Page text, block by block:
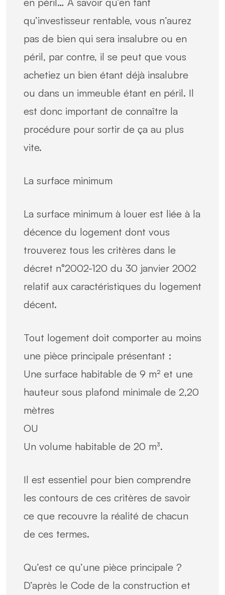
qu’investisseur rentable, vous n’aurez
pas de bien qui sera insalubre ou en
péril, par contre, il se peut que vous
achetiez un bien étant déjà insalubre
ou dans un immeuble étant en péril. Il
est donc important de connaître la
procédure pour sortir de ça au plus
vite.
La surface minimum
La surface minimum à louer est liée à la
décence du logement dont vous
trouverez tous les critères dans le
décret n°2002-120 du 30 janvier 2002
relatif aux caractéristiques du logement
décent.
Tout logement doit comporter au moins
une pièce principale présentant :
Une surface habitable de 9 m² et une
hauteur sous plafond minimale de 2,20
mètres
OU
Un volume habitable de 20 m³.
Il est essentiel pour bien comprendre
les contours de ces critères de savoir
ce que recouvre la réalité de chacun
de ces termes.
Qu’est ce qu’une pièce principale ?
D’après le Code de la construction et